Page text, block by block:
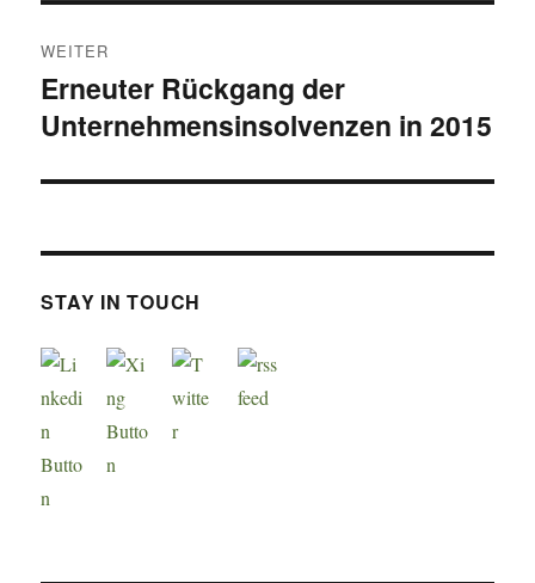
WEITER
Nächster
Beitrag:
Erneuter Rückgang der
Unternehmensinsolvenzen in 2015
STAY IN TOUCH